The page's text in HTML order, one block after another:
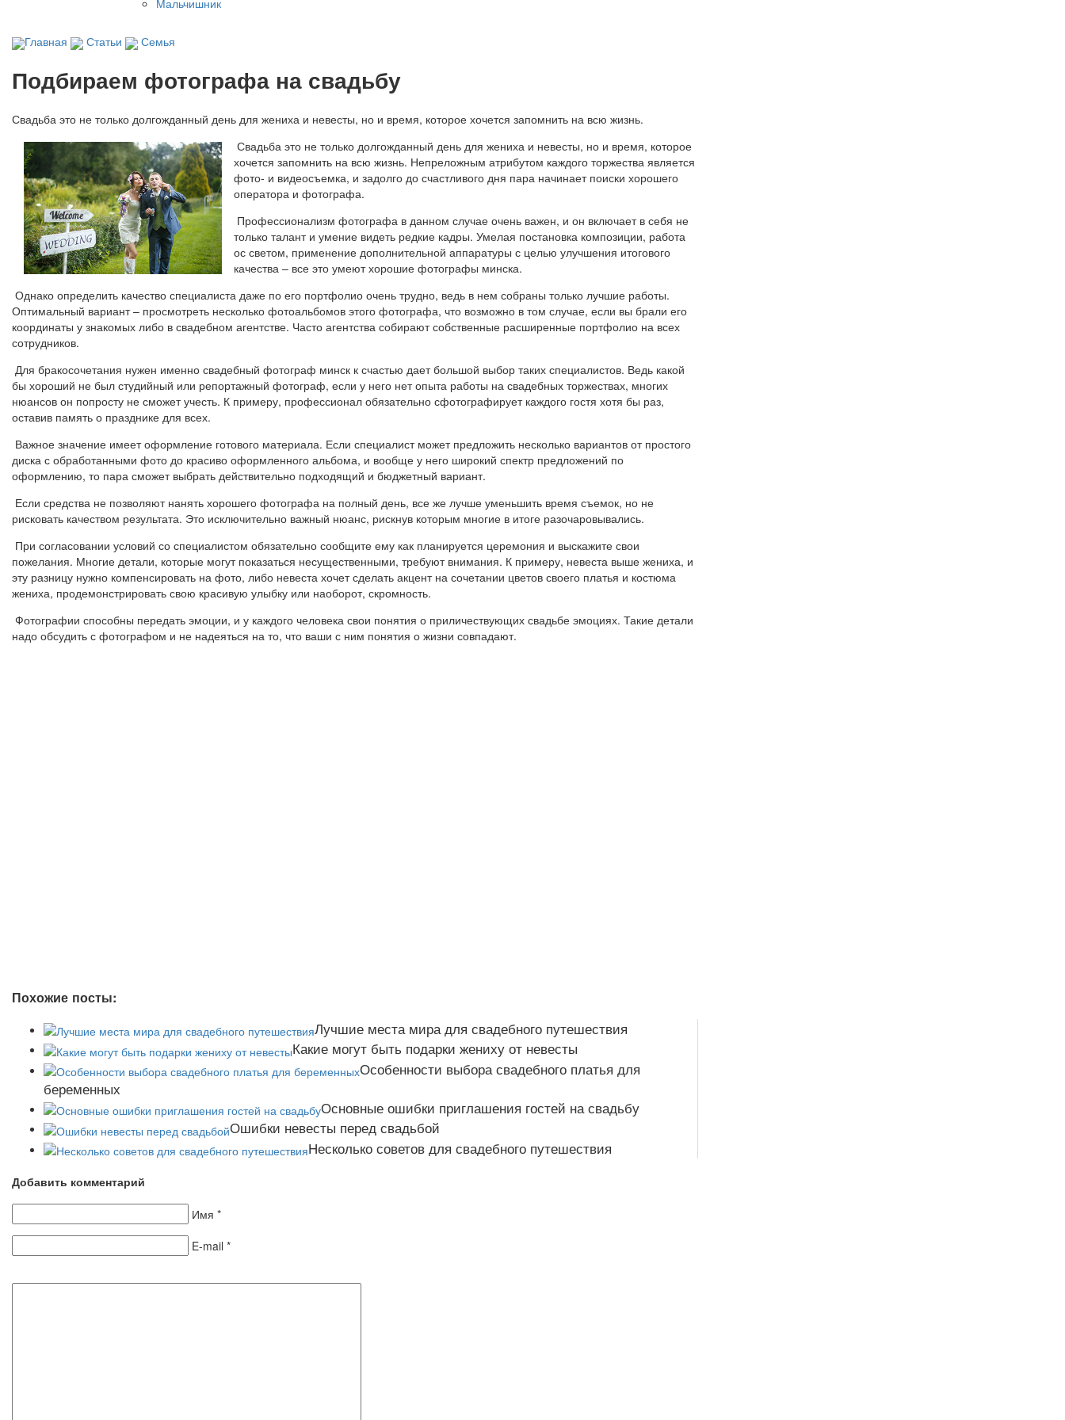
Мальчишник
Главная Статьи Семья
Подбираем фотографа на свадьбу
Свадьба это не только долгожданный день для жениха и невесты, но и время, которое хочется запомнить на всю жизнь.
Свадьба это не только долгожданный день для жениха и невесты, но и время, которое
хочется запомнить на всю жизнь. Непреложным атрибутом каждого торжества является
фото- и видеосъемка, и задолго до счастливого дня пара начинает поиски хорошего
оператора и фотографа.
Профессионализм фотографа в данном случае очень важен, и он включает в себя не
только талант и умение видеть редкие кадры. Умелая постановка композиции, работа
ос светом, применение дополнительной аппаратуры с целью улучшения итогового
качества – все это умеют хорошие фотографы минска.
Однако определить качество специалиста даже по его портфолио очень трудно, ведь в нем собраны только лучшие работы.
Оптимальный вариант – просмотреть несколько фотоальбомов этого фотографа, что возможно в том случае, если вы брали его
координаты у знакомых либо в свадебном агентстве. Часто агентства собирают собственные расширенные портфолио на всех
сотрудников.
Для бракосочетания нужен именно свадебный фотограф минск к счастью дает большой выбор таких специалистов. Ведь какой
бы хороший не был студийный или репортажный фотограф, если у него нет опыта работы на свадебных торжествах, многих
нюансов он попросту не сможет учесть. К примеру, профессионал обязательно сфотографирует каждого гостя хотя бы раз,
оставив память о празднике для всех.
Важное значение имеет оформление готового материала. Если специалист может предложить несколько вариантов от простого
диска с обработанными фото до красиво оформленного альбома, и вообще у него широкий спектр предложений по
оформлению, то пара сможет выбрать действительно подходящий и бюджетный вариант.
Если средства не позволяют нанять хорошего фотографа на полный день, все же лучше уменьшить время съемок, но не
рисковать качеством результата. Это исключительно важный нюанс, рискнув которым многие в итоге разочаровывались.
При согласовании условий со специалистом обязательно сообщите ему как планируется церемония и выскажите свои
пожелания. Многие детали, которые могут показаться несущественными, требуют внимания. К примеру, невеста выше жениха, и
эту разницу нужно компенсировать на фото, либо невеста хочет сделать акцент на сочетании цветов своего платья и костюма
жениха, продемонстрировать свою красивую улыбку или наоборот, скромность.
Фотографии способны передать эмоции, и у каждого человека свои понятия о приличествующих свадьбе эмоциях. Такие детали
надо обсудить с фотографом и не надеяться на то, что ваши с ним понятия о жизни совпадают.
Похожие посты:
Лучшие места мира для свадебного путешествия
Какие могут быть подарки жениху от невесты
Особенности выбора свадебного платья для
беременных
Основные ошибки приглашения гостей на свадьбу
Ошибки невесты перед свадьбой
Несколько советов для свадебного путешествия
Добавить комментарий
Имя *
E-mail *